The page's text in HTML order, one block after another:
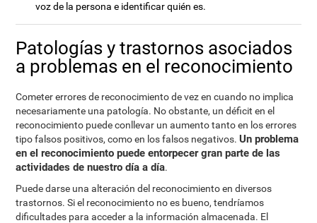
voz de la persona e identificar quién es.
Patologías y trastornos asociados
a problemas en el reconocimiento
Cometer errores de reconocimiento de vez en cuando no implica
necesariamente una patología. No obstante, un déficit en el
reconocimiento puede conllevar un aumento tanto en los errores
tipo falsos positivos, como en los falsos negativos.Un problema
en el reconocimiento puede entorpecer gran parte de las
actividades de nuestro día a día.
Puede darse una alteración del reconocimiento en diversos
trastornos. Si el reconocimiento no es bueno, tendríamos
dificultades para acceder a la información almacenada. El